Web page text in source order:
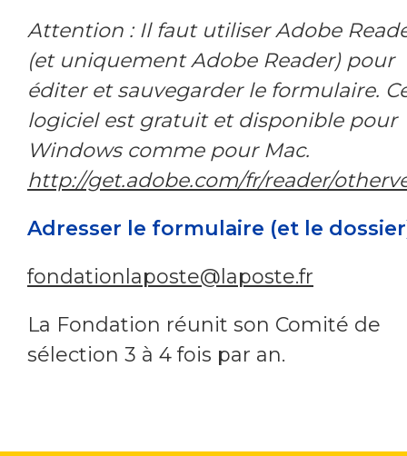
Attention : Il faut utiliser Adobe
(et uniquement Adobe Reader) pour
éditer et sauvegarder le formulaire.
logiciel est gratuit et disponible pour
Windows comme pour Mac.
http://get.adobe.com/fr/reader/
Adresser le formulaire (et le
fondationlaposte@laposte.fr
La Fondation réunit son Comité de
sélection 3 à 4 fois par an.